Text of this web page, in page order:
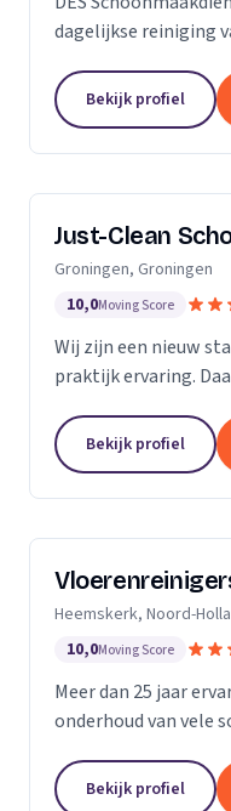
dagelijkse reiniging
ervaring in de glas-
Bekijk profiel
Just-Clean
Groningen, Groningen
10,0Moving Score
Wij zijn een nieuw
praktijk ervaring.
schijven. Direct
inzetbaarheid....
Bekijk profiel
Heemskerk, Noord-
10,0Moving Score
Meer dan 25 jaar
onderhoud van vele soorten vloeren en het grondig
objecten zoals
Bekijk profiel